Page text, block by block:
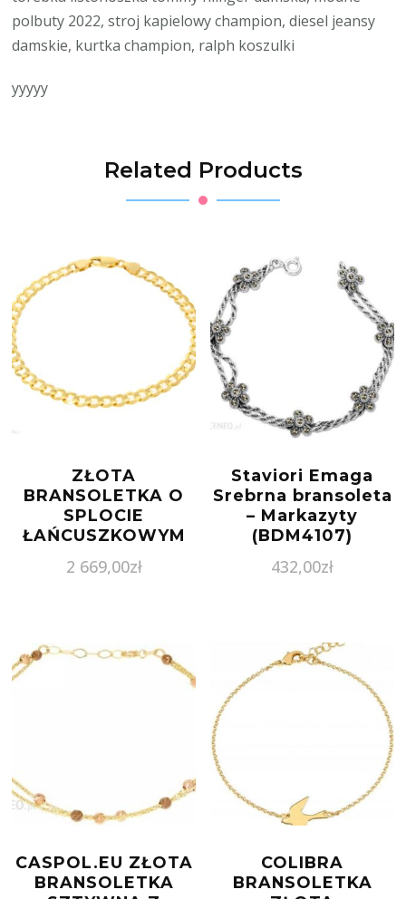
polbuty 2022, stroj kapielowy champion, diesel jeansy
damskie, kurtka champion, ralph koszulki
yyyyy
Related Products
ZŁOTA
BRANSOLETKA O
SPLOCIE
ŁAŃCUSZKOWYM
BR.00824 PR.585
2 669,00zł
Staviori Emaga
Srebrna bransoleta
– Markazyty
(BDM4107)
432,00zł
CASPOL.EU ZŁOTA
BRANSOLETKA
COLIBRA
BRANSOLETKA